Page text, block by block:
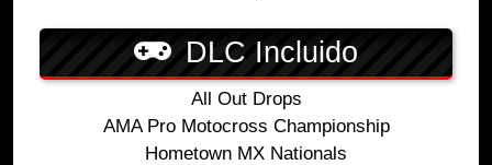
DLC Incluido
All Out Drops
AMA Pro Motocross Championship
Hometown MX Nationals